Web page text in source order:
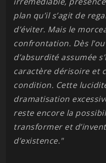
plan qu’il s’agit de
d’éviter. Mais le
confrontation. Dès
d’absurdité assumée
caractère dérisoire et
condition. Cette
dramatisation
reste encore la
transformer et
d’existence."